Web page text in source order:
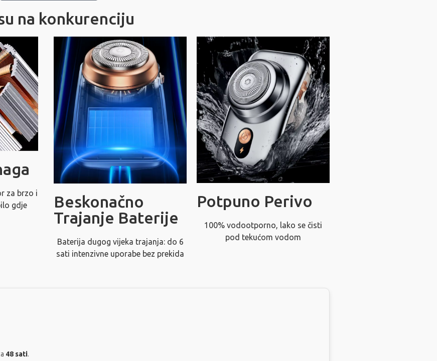
na konkurenciju
za brzo i
gdje
Beskonačno
Trajanje Baterije
Baterija dugog vijeka trajanja: do 6
sati intenzivne uporabe bez prekida
Potpuno Perivo
100% vodootporno, lako se čisti
pod tekućom vodom
48 sati.